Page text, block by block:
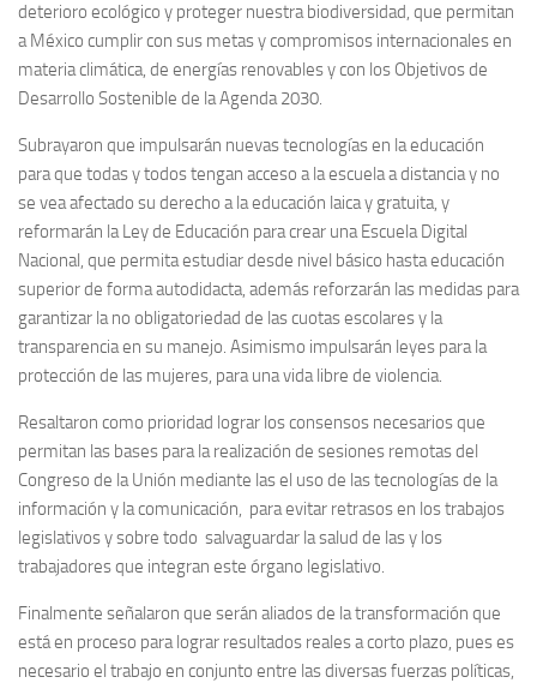
deterioro ecológico y proteger nuestra biodiversidad, que permitan
a México cumplir con sus metas y compromisos internacionales en
materia climática, de energías renovables y con los Objetivos de
Desarrollo Sostenible de la Agenda 2030.
Subrayaron que impulsarán nuevas tecnologías en la educación
para que todas y todos tengan acceso a la escuela a distancia y no
se vea afectado su derecho a la educación laica y gratuita, y
reformarán la Ley de Educación para crear una Escuela Digital
Nacional, que permita estudiar desde nivel básico hasta educación
superior de forma autodidacta, además reforzarán las medidas para
garantizar la no obligatoriedad de las cuotas escolares y la
transparencia en su manejo. Asimismo impulsarán leyes para la
protección de las mujeres, para una vida libre de violencia.
Resaltaron como prioridad lograr los consensos necesarios que
permitan las bases para la realización de sesiones remotas del
Congreso de la Unión mediante las el uso de las tecnologías de la
información y la comunicación, para evitar retrasos en los trabajos
legislativos y sobre todo salvaguardar la salud de las y los
trabajadores que integran este órgano legislativo.
Finalmente señalaron que serán aliados de la transformación que
está en proceso para lograr resultados reales a corto plazo, pues es
necesario el trabajo en conjunto entre las diversas fuerzas políticas,